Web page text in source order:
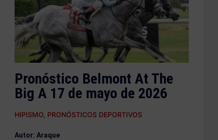
Pronóstico Belmont At The
Big A 17 de mayo de 2026
HIPISMO, PRONÓSTICOS DEPORTIVOS
Autor: Araque